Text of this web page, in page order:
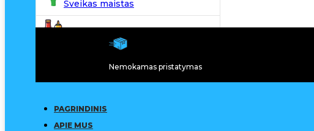
Sveikas maistas
Kiti produktai
Nemokamas pristatymas
PAGRINDINIS
APIE MUS